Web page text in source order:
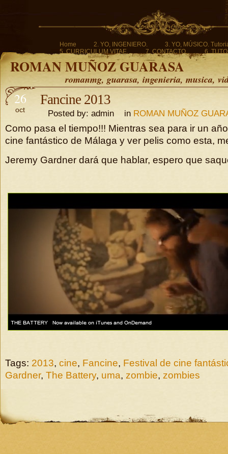
Home 2. YO, INGENIERO.
3. YO, MÚSICO.
5. CURRICULUM VITAE.
7. CONTACTO. 6.
ROMAN MUÑOZ GUARASA
romanmg, guarasa, ingenieria, musica,
26
oct
Fancine 2013
Posted by: admin in ROMAN MUÑOZ
Como pasa el tiempo!!! Mientras sea para ir un
cine fantástico de Málaga y ver pelis como esta,
Jeremy Gardner dará que hablar, espero que
Tags: 2013, cine, Fancine, Festival de cine
Gardner, The Battery, uma, zombie, zombies